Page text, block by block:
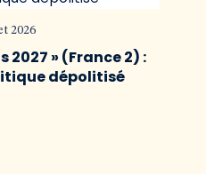
2026
2027 » (France 2) :
dépolitisé